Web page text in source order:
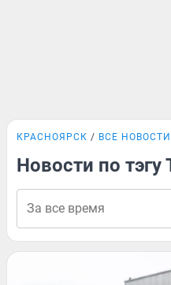
КРАСНОЯРСК ВСЕ НОВОСТИ
Новости по